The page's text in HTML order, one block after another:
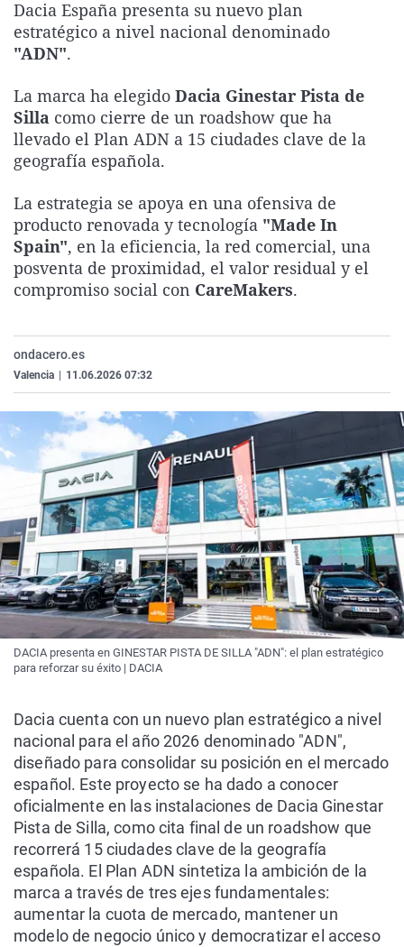
La rosa de los vientos
Caso
Operación Viuda
Extremadura
País Vasco
Virales
Dacia España presenta su nuevo plan
estratégico a nivel nacional denominado
"ADN".
La marca ha elegido Dacia Ginestar Pista de
Silla como cierre de un roadshow que ha
llevado el Plan ADN a 15 ciudades clave de la
geografía española.
La estrategia se apoya en una ofensiva de
producto renovada y tecnología "Made In
Spain", en la eficiencia, la red comercial, una
posventa de proximidad, el valor residual y el
compromiso social con CareMakers.
ondacero.es
Valencia 11.06.2026 07:32
DACIA presenta en GINESTAR PISTA DE SILLA "ADN": el plan estratégico
para reforzar su éxito | DACIA
Dacia cuenta con un nuevo plan estratégico a nivel
nacional para el año 2026 denominado "ADN",
diseñado para consolidar su posición en el mercado
español. Este proyecto se ha dado a conocer
oficialmente en las instalaciones de Dacia Ginestar
Pista de Silla, como cita final de un roadshow que
recorrerá 15 ciudades clave de la geografía
española. El Plan ADN sintetiza la ambición de la
marca a través de tres ejes fundamentales:
aumentar la cuota de mercado, mantener un
modelo de negocio único y democratizar el acceso